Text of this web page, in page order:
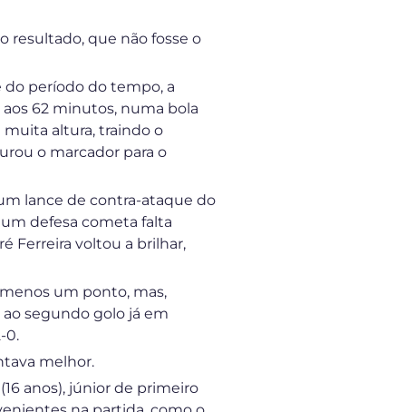
resultado, que não fosse o
período do tempo, a
62 minutos, numa bola
muita altura, traindo o
o marcador para o
lance de contra-ataque do
defesa cometa falta
Ferreira voltou a brilhar,
um ponto, mas,
segundo golo já em
0.
melhor.
anos), júnior de primeiro